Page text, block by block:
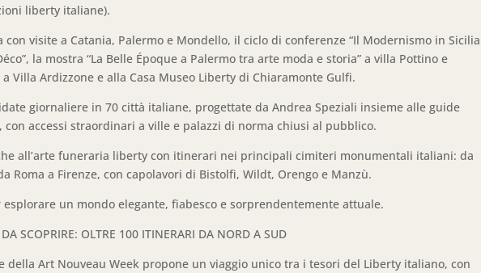
liberty italiane).
con visite a Catania, Palermo e Mondello, il ciclo di conferenze “Il Modernismo in Sicilia
la mostra “La Belle Époque a Palermo tra arte moda e storia” a villa Pottino e
Villa Ardizzone e alla Casa Museo Liberty di Chiaramonte Gulfi.
giornaliere in 70 città italiane, progettate da Andrea Speziali insieme alle guide
accessi straordinari a ville e palazzi di norma chiusi al pubblico.
all’arte funeraria liberty con itinerari nei principali cimiteri monumentali italiani: da
Roma a Firenze, con capolavori di Bistolfi, Wildt, Orengo e Manzù.
un mondo elegante, fiabesco e sorprendentemente attuale.
DA SCOPRIRE: OLTRE 100 ITINERARI DA NORD A SUD
della Art Nouveau Week propone un viaggio unico tra i tesori del Liberty italiano, con